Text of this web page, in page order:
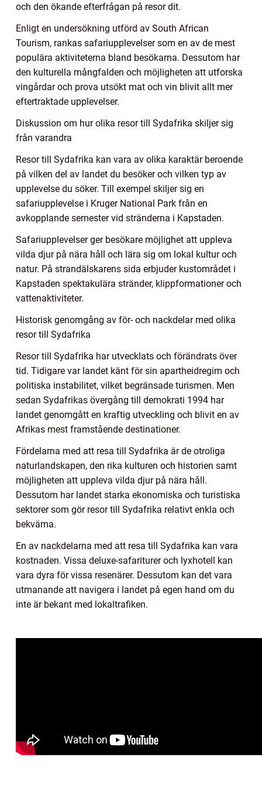
och den ökande efterfrågan på resor dit.
Enligt en undersökning utförd av South African
Tourism, rankas safariupplevelser som en av de mest
populära aktiviteterna bland besökarna. Dessutom har
den kulturella mångfalden och möjligheten att utforska
vingårdar och prova utsökt mat och vin blivit allt mer
eftertraktade upplevelser.
Diskussion om hur olika resor till Sydafrika skiljer sig
från varandra
Resor till Sydafrika kan vara av olika karaktär beroende
på vilken del av landet du besöker och vilken typ av
upplevelse du söker. Till exempel skiljer sig en
safariupplevelse i Kruger National Park från en
avkopplande semester vid stränderna i Kapstaden.
Safariupplevelser ger besökare möjlighet att uppleva
vilda djur på nära håll och lära sig om lokal kultur och
natur. På strandälskarens sida erbjuder kustområdet i
Kapstaden spektakulära stränder, klippformationer och
vattenaktiviteter.
Historisk genomgång av för- och nackdelar med olika
resor till Sydafrika
Resor till Sydafrika har utvecklats och förändrats över
tid. Tidigare var landet känt för sin apartheidregim och
politiska instabilitet, vilket begränsade turismen. Men
sedan Sydafrikas övergång till demokrati 1994 har
landet genomgått en kraftig utveckling och blivit en av
Afrikas mest framstående destinationer.
Fördelarna med att resa till Sydafrika är de otroliga
naturlandskapen, den rika kulturen och historien samt
möjligheten att uppleva vilda djur på nära håll.
Dessutom har landet starka ekonomiska och turistiska
sektorer som gör resor till Sydafrika relativt enkla och
bekväma.
En av nackdelarna med att resa till Sydafrika kan vara
kostnaden. Vissa deluxe-safariturer och lyxhotell kan
vara dyra för vissa resenärer. Dessutom kan det vara
utmanande att navigera i landet på egen hand om du
inte är bekant med lokaltrafiken.